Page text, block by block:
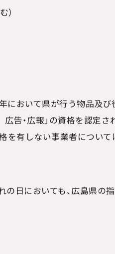
）
において県が行う物品及
広告・広報」の資格を認定さ
を有しない事業者について
日においても、広島県の